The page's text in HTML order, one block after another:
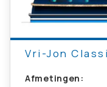
Vri-Jon
Afmetingen: